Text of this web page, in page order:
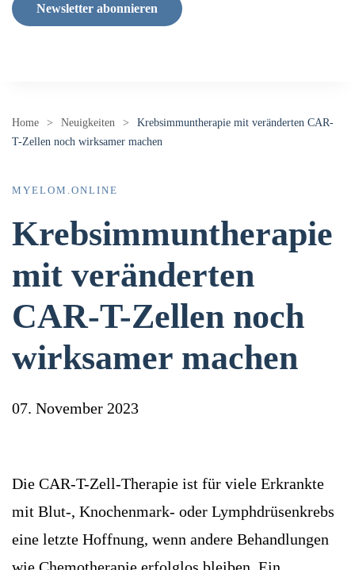
Newsletter abonnieren
Home Neuigkeiten
Krebsimmuntherapie mit veränderten CAR-
T-Zellen noch wirksamer machen
MYELOM.ONLINE
Krebsimmuntherapie
mit veränderten
CAR-T-Zellen noch
wirksamer machen
07. November 2023
Die CAR-T-Zell-Therapie ist für viele Erkrankte
mit Blut-, Knochenmark- oder Lymphdrüsenkrebs
eine letzte Hoffnung, wenn andere Behandlungen